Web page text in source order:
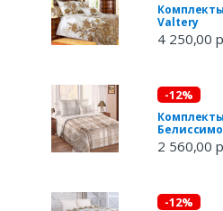
Valtery
4 250,00
-12%
Белиссимо
2 560,00
-12%